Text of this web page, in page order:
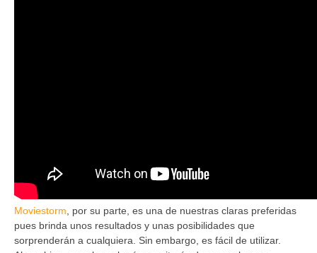
Moviestorm, por su parte, es una de nuestras claras preferidas
pues brinda unos resultados y unas posibilidades que
sorprenderán a cualquiera. Sin embargo, es fácil de utilizar.